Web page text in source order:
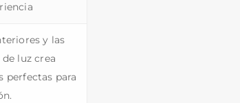
y las
luz crea
perfectas para